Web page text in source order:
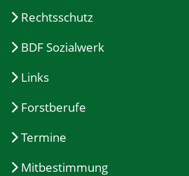
Rechtsschutz
BDF Sozialwerk
Links
Forstberufe
Termine
Mitbestimmung